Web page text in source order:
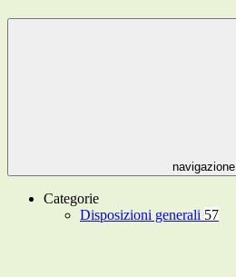
navigazione
Categorie
Disposizioni generali 57